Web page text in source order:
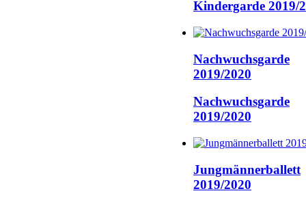
Kindergarde 2019/
Nachwuchsgarde
2019/2020
Nachwuchsgarde
2019/2020
Jungmännerballett
2019/2020